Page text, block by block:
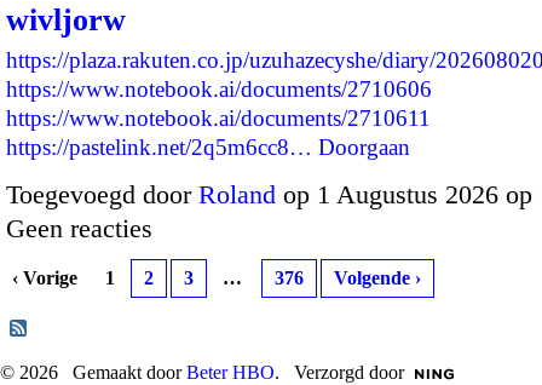
wivljorw
https://plaza.rakuten.co.jp/uzuhazecyshe/diary/
https://www.notebook.ai/documents/2710606
https://www.notebook.ai/documents/2710611
https://pastelink.net/2q5m6cc8… Doorgaan
Toegevoegd door Roland op 1 Augustus 2026
Geen reacties
‹ Vorige 1 2 3 … 376 Volgende ›
© 2026 Gemaakt doorBeter HBO. Verzorgd door